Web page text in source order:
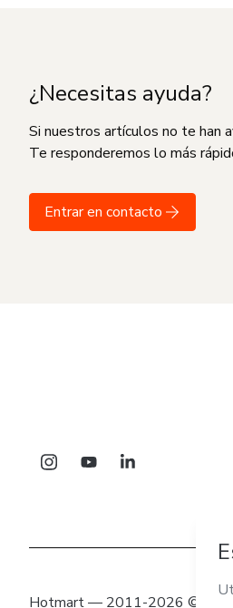
¿Necesitas ayuda?
Si nuestros artículos no te han
Te responderemos lo más
Entrar en contacto
Hotmart — 2011-2026 ©